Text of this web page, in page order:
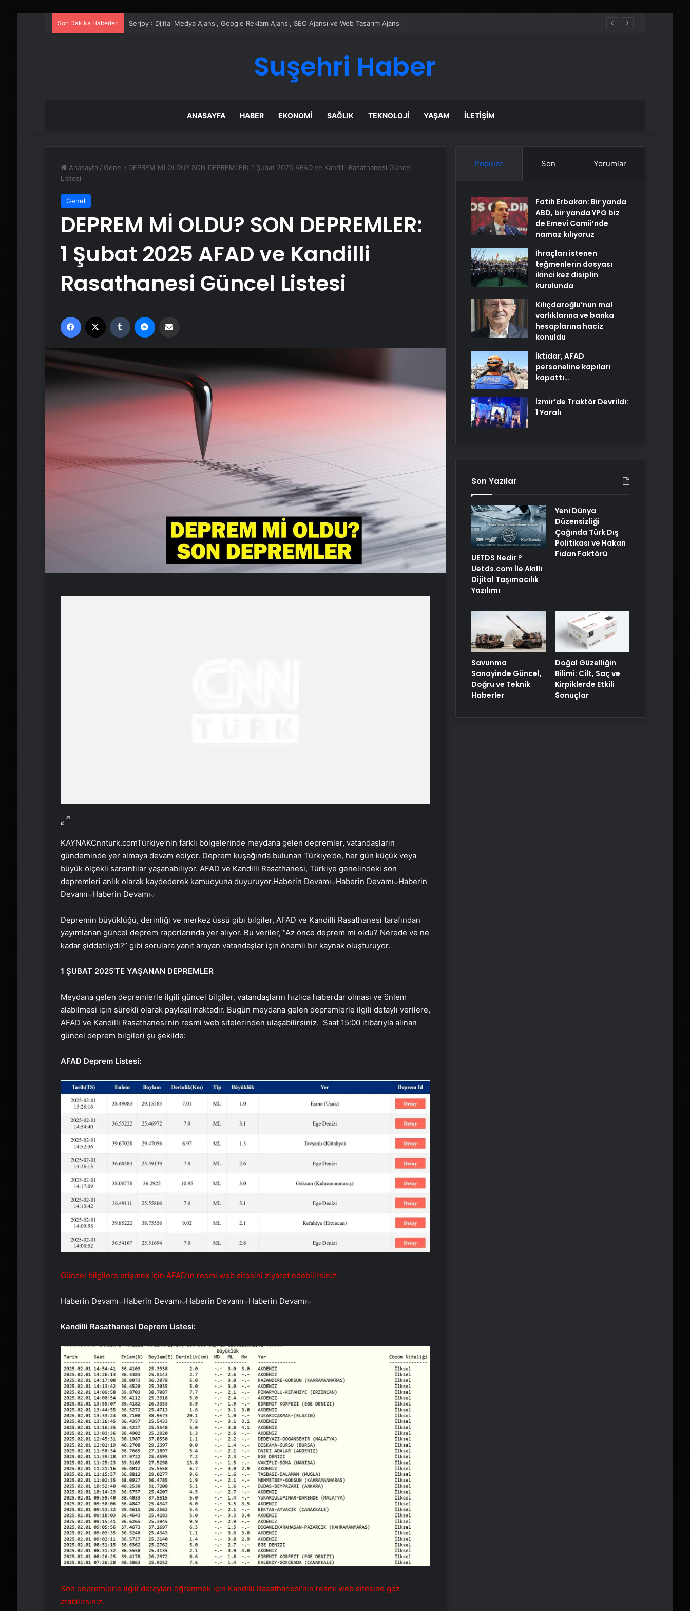
Son Dakika Haberleri UETDS Nedir ? Uetds.com İle Akıllı Dijital Taşımacılık Yazılımı
Suşehri Haber
ANASAYFA HABER EKONOMI SAĞLIK TEKNOLOJI YAŞAM İLETIŞIM
Anasayfa / Genel / DEPREM Mİ OLDU? SON DEPREMLER: 1 Şubat 2025 AFAD ve Kandilli Rasathanesi Güncel
Listesi
Genel
DEPREM Mİ OLDU? SON DEPREMLER:
1 Şubat 2025 AFAD ve Kandilli
Rasathanesi Güncel Listesi
Facebook Tumblr
KAYNAKCnnturk.comTürkiye’nin farklı bölgelerinde meydana gelen depremler, vatandaşların
gündeminde yer almaya devam ediyor. Deprem kuşağında bulunan Türkiye’de, her gün küçük veya
büyük ölçekli sarsıntılar yaşanabiliyor. AFAD ve Kandilli Rasathanesi, Türkiye genelindeki son
depremleri anlık olarak kaydederek kamuoyuna duyuruyor.Haberin Devamı Haberin Devamı Haberin
Devamı Haberin Devamı
Depremin büyüklüğü, derinliği ve merkez üssü gibi bilgiler, AFAD ve Kandilli Rasathanesi tarafından
yayımlanan güncel deprem raporlarında yer alıyor. Bu veriler, “Az önce deprem mi oldu? Nerede ve ne
kadar şiddetliydi?” gibi sorulara yanıt arayan vatandaşlar için önemli bir kaynak oluşturuyor.
1 ŞUBAT 2025’TE YAŞANAN DEPREMLER
Meydana gelen depremlerle ilgili güncel bilgiler, vatandaşların hızlıca haberdar olması ve önlem
alabilmesi için sürekli olarak paylaşılmaktadır. Bugün meydana gelen depremlerle ilgili detaylı verilere,
AFAD ve Kandilli Rasathanesi’nin resmi web sitelerinden ulaşabilirsiniz. Saat 15:00 itibarıyla alınan
güncel deprem bilgileri şu şekilde:
AFAD Deprem Listesi:
Güncel bilgilere erişmek için AFAD’ın resmi web sitesini ziyaret edebilirsiniz.
Haberin Devamı Haberin Devamı Haberin Devamı Haberin Devamı
Kandilli Rasathanesi Deprem Listesi:
Son depremlerle ilgili detayları öğrenmek için Kandilli Rasathanesi’nin resmi web sitesine göz
atabilirsiniz.
Popüler Son Yorumlar
Fatih Erbakan: Bir yanda
ABD, bir yanda YPG biz
de Emevi Camii’nde
namaz kılıyoruz
İhraçları istenen
teğmenlerin dosyası
ikinci kez disiplin
kurulunda
Kılıçdaroğlu’nun mal
varlıklarına ve banka
hesaplarına haciz
konuldu
İktidar, AFAD
personeline kapıları
kapattı…
İzmir’de Traktör Devrildi:
1 Yaralı
Son Yazılar
UETDS Nedir ?
Uetds.com İle Akıllı
Dijital Taşımacılık
Yazılımı
Yeni Dünya
Düzensizliği
Çağında Türk Dış
Politikası ve Hakan
Fidan Faktörü
Savunma
Sanayinde Güncel,
Doğru ve Teknik
Haberler
Doğal Güzelliğin
Bilimi: Cilt, Saç ve
Kirpiklerde Etkili
Sonuçlar